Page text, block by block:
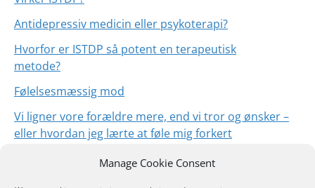
Manage Cookie Consent
Antidepressiv medicin eller psykoterapi?
Hvorfor er ISTDP så potent en terapeutisk
metode?
Følelsesmæssig mod
Vi ligner vore forældre mere, end vi tror og ønsker –
eller hvordan jeg lærte at føle mig forkert
Når sorgen tager magten
Hvordan virker ISTDP?